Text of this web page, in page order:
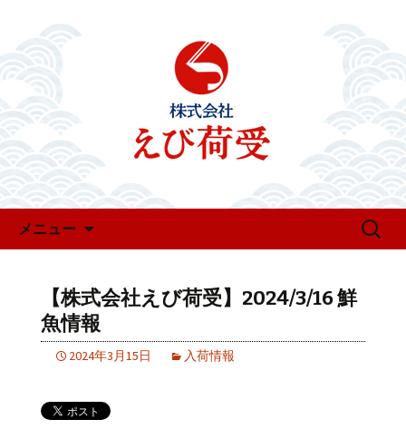
えび荷受のお知らせ
メニュー
検
【株式会社えび荷受】2024/3/16 鮮
魚情報
2024年3月15日 入荷情報